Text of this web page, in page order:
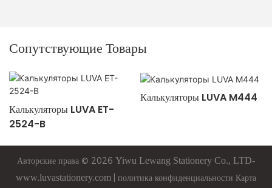
Сопутствующие Товары
Калькуляторы LUVA ET-
2524-B
Калькуляторы LUVA M444
Авторские права © 2026 Yiwu Lewang Stationery Co., LTD-
www.luvastationery.com
политика конфиденциальности Карта